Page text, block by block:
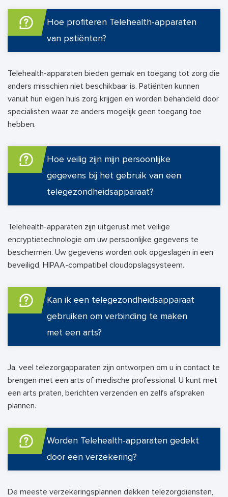
Hoe profiteren Telehealth-apparaten
van patiënten?
Telehealth-apparaten bieden gemak en toegang tot zorg die
anders misschien niet beschikbaar is. Patiënten kunnen
vanuit hun eigen huis zorg krijgen en worden behandeld door
specialisten waar ze anders mogelijk geen toegang toe
hebben.
Hoe veilig zijn mijn persoonlijke
gegevens bij het gebruik van een
telegezondheidsapparaat?
Telehealth-apparaten zijn uitgerust met veilige
encryptietechnologie om uw persoonlijke gegevens te
beschermen. Uw gegevens worden ook opgeslagen in een
beveiligd, HIPAA-compatibel cloudopslagsysteem.
Kan ik een telegezondheidsapparaat
gebruiken om verbinding te maken
met een arts?
Ja, veel telezorgapparaten zijn ontworpen om u in contact te
brengen met een arts of medische professional. U kunt met
een arts praten, berichten verzenden en zelfs afspraken
plannen.
Worden Telehealth-apparaten gedekt
door een verzekering?
De meeste verzekeringsplannen dekken telezorgdiensten,